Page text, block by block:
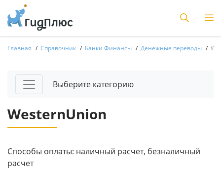
Главная Справочник Банки Финансы Денежные переводы
Выберите категорию
WesternUnion
Способы оплаты: наличный расчет, безналичный
расчет